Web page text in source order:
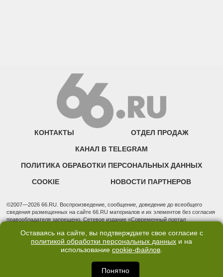
КОНТАКТЫ ОТДЕЛ ПРОДАЖ
КАНАЛ В TELEGRAM
ПОЛИТИКА ОБРАБОТКИ ПЕРСОНАЛЬНЫХ ДАННЫХ
COOKIE НОВОСТИ ПАРТНЕРОВ
©2007—2026 66.RU. Воспроизведение, сообщение, доведение до всеобщего
сведения размещенных на сайте 66.RU материалов и их элементов без согласия
правообладателя запрещено. Сетевое издание «Современный портал
надзору в сфере связи, информационных технологий и массовых коммуникаций
(Роскомнадзор). Регистрационный номер ЭЛ № ФС 77 - 76634 от 02.09.2019
Учредитель: Общество с ограниченной ответственностью "66.ру". Юридический
3, оф. 7015 Фактический адрес редакции и отдела продаж: 620014, Свердловская
обл., г. Екатеринбург, ул. Бориса Ельцина, д. 3, оф. 7015, +7 (343) 288-50-66
Оставаясь на сайте, вы подтверждаете свое согласие с
политикой обработки персональных данных и на
использование cookie-файлов.
Понятно